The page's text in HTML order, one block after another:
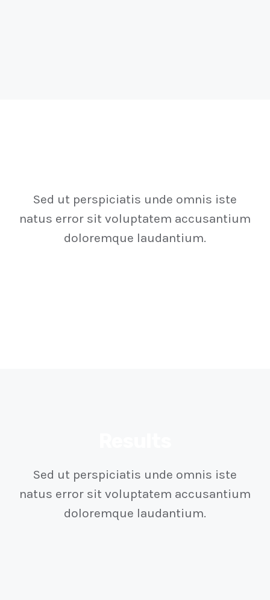
Sed ut perspiciatis unde omnis iste
natus error sit voluptatem accusantium
doloremque laudantium.
Sed ut perspiciatis unde omnis iste
natus error sit voluptatem accusantium
doloremque laudantium.